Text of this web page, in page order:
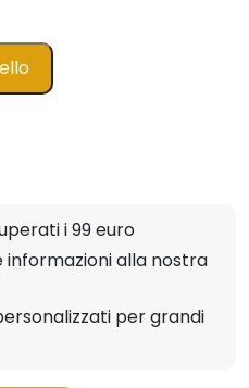
i 99 euro
informazioni alla nostra
per grandi